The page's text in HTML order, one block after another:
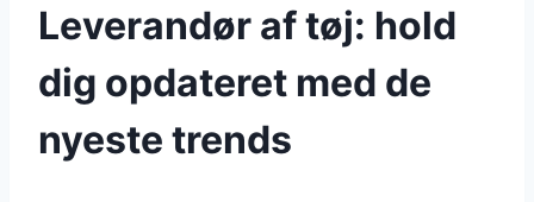
Leverandør af tøj: hold
dig opdateret med de
nyeste trends